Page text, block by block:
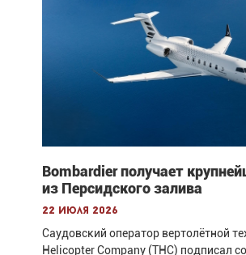
Bombardier получает
из Персидского залива
22 июля 2026
Саудовский оператор вертолётной
Helicopter Company (THC) подписал